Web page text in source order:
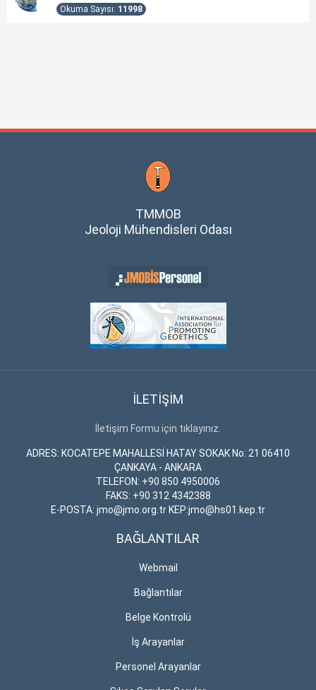
Okuma Sayısı: 11998
TMMOB
Jeoloji Mühendisleri Odası
İLETİŞİM
İletişim Formu için tıklayınız.
ADRES: KOCATEPE MAHALLESİ HATAY SOKAK No: 21 06410
ÇANKAYA - ANKARA
TELEFON: +90 850 4950006
FAKS: +90 312 4342388
E-POSTA: jmo@jmo.org.tr KEP:jmo@hs01.kep.tr
BAĞLANTILAR
Webmail
Bağlantılar
Belge Kontrolü
İş Arayanlar
Personel Arayanlar